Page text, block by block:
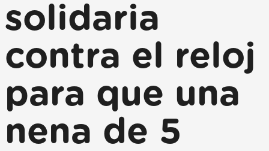
solidaria
contra el reloj
para que una
nena de 5